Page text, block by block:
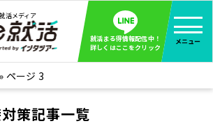
活メディア
就活まる得情報配信中！
詳しくはここをクリック
メニュー
ウ 全て見る
え！特捜部
» ページ 3
策記事一覧